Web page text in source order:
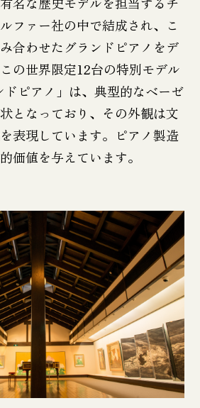
ファー社の中で結成され、こ
合わせたグランドピアノをデ
の世界限定12台の特別モデル
ドピアノ」は、典型的なベーゼ
となっており、その外観は文
表現しています。ピアノ製造
価値を与えています。